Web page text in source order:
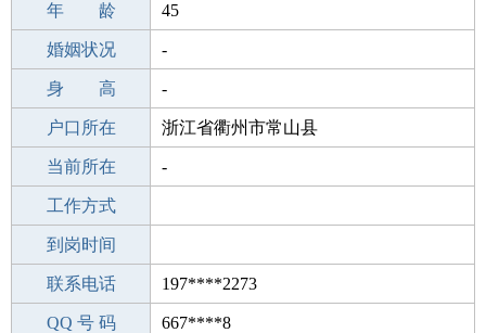
性 别 男
年 龄 45
出生年月 1981-03-12
婚姻状况 -
学 历 成人教育
身 高 -
毕业学校 成人教育
户口所在 浙江省衢州市常山县
所学专业 -
当前所在 -
工作经验
工作方式
驾 照
到岗时间
期望月薪
联系电话 197****2273
手机号码 197****2273
QQ 号 码 667****8